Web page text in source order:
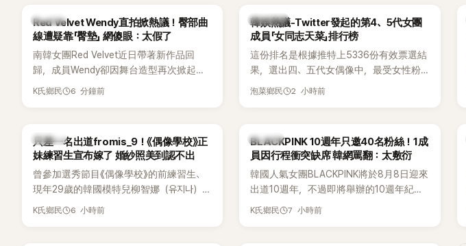
K-POP
Red Velvet Wendy直拍掀熱議！臀部曲
線遭疑靠「臀墊」 網傻眼：太假了
南韓女團Red Velvet近日帶著新作品回
歸，成員Wendy卻因舞台造型再次掀起討
論。她日前才因暴瘦身形受到外界關注，
K氏鄉民 6 分鐘前
熱議討論
韓娛熱議-Twitter發起的第4、5代女團
成員「女同志天菜」排行榜
這份排名是根據推特上5336份有效票選結
果，選出四、五代女偶像中，最受女性粉
絲喜愛的成員。其中，HATS2HEARTS成
泡菜鄉民 2 小時前
K-POP
只差一名出道fromis_9！《偶像學校》正
妹練習生宣布嫁了 婚紗照美到認不出
曾參加選秀節目《偶像學校》的前練習生、
現年29歲的韓國模特兒柳智娜（유지나），
近日無預警在社群平台公開一系列婚紗
K氏鄉民 6 小時前
K-POP
BLACKPINK 10週年只邀40名粉絲！1成
員因行程衝突缺席 韓網罵翻：太敷衍
韓國人氣女團BLACKPINK將於8月8日迎來
出道10週年，不過即將舉辦的10週年紀念
Meet & Greet活動，依舊無法看到四人合
K氏鄉民 7 小時前